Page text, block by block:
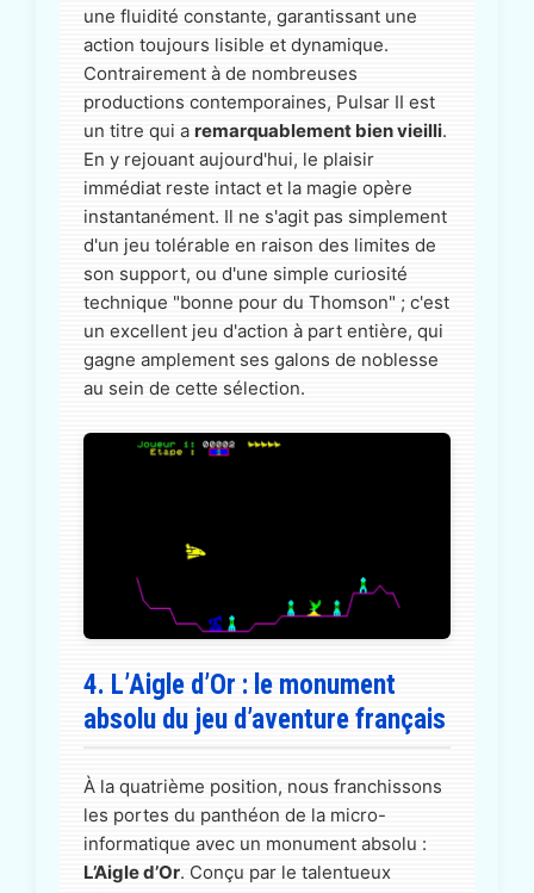
une fluidité constante, garantissant une
action toujours lisible et dynamique.
Contrairement à de nombreuses
productions contemporaines, Pulsar II est
un titre qui a remarquablement bien vieilli.
En y rejouant aujourd'hui, le plaisir
immédiat reste intact et la magie opère
instantanément. Il ne s'agit pas simplement
d'un jeu tolérable en raison des limites de
son support, ou d'une simple curiosité
technique "bonne pour du Thomson" ; c'est
un excellent jeu d'action à part entière, qui
gagne amplement ses galons de noblesse
au sein de cette sélection.
4. L’Aigle d’Or : le monument
absolu du jeu d’aventure français
À la quatrième position, nous franchissons
les portes du panthéon de la micro-
informatique avec un monument absolu :
L’Aigle d’Or. Conçu par le talentueux